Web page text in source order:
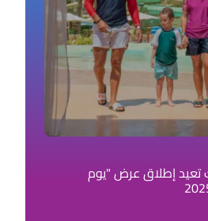
تعيد إطلاق عرض "يوم